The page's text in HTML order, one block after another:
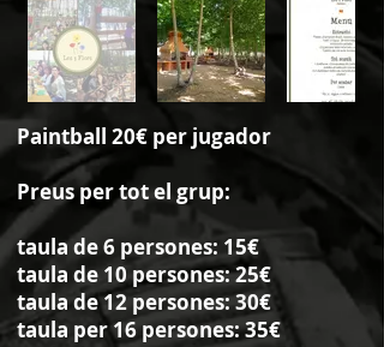
Paintball 20€ per jugador
Preus per tot el grup:
taula de 6 persones: 15€
taula de 10 persones: 25€
taula de 12 persones: 30€
taula per 16 persones: 35€